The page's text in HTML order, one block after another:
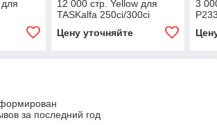
12 000 стр. Yellow для
TASKalfa 250ci/300ci
Цену уточняйте
3
за последний год